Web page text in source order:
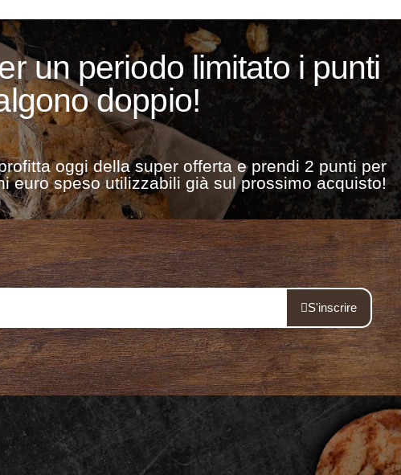
un periodo limitato i punti
doppio!
oggi della super offerta e prendi 2 punti per
euro speso utilizzabili già sul prossimo acquisto!
S'inscrire